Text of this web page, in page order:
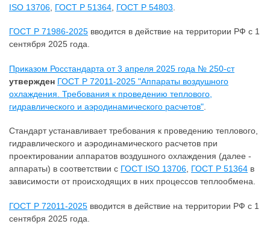
ISO 13706 ГОСТ Р 51364 ГОСТ Р 54803
ГОСТ Р 71986-2025 вводится в действие на территории РФ с 1
сентября 2025 года.
Приказом Росстандарта от 3 апреля 2025 года № 250-ст
утвержден ГОСТ Р 72011-2025 "Аппараты воздушного
охлаждения. Требования к проведению теплового,
гидравлического и аэродинамического расчетов"
Стандарт устанавливает требования к проведению теплового,
гидравлического и аэродинамического расчетов при
проектировании аппаратов воздушного охлаждения (далее -
аппараты) в соответствии с ГОСТ ISO 13706, ГОСТ Р 51364 в
зависимости от происходящих в них процессов теплообмена.
ГОСТ Р 72011-2025 вводится в действие на территории РФ с 1
сентября 2025 года.